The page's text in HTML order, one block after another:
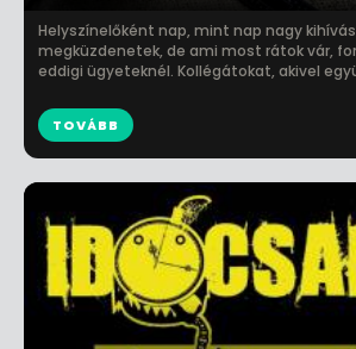
Helyszínelőként nap, mint nap nagy
megküzdenetek, de ami most rátok vár,
eddigi ügyeteknél. Kollégátokat, akivel
TOVÁBB